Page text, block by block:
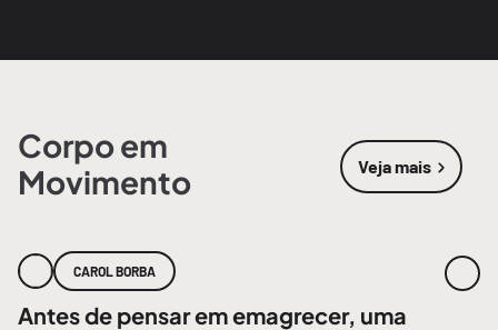
Corpo em
Movimento
Veja mais
sobre
CAROL BORBA
Antes de pensar em emagrecer, uma